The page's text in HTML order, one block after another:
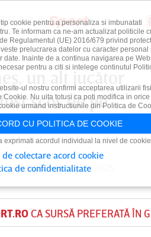
un alt jucător
scos de pe
MOISAPE 3 SEP 2025
CA SURSĂ PREFERATĂ ÎN
cookie pentru a personaliza si imbunatati
Te informam ca ne-am actualizat politicile
Regulamentul (UE) 2016/679 privind
prelucrarea datelor cu caracter personal
date. Inainte de a continua navigarea pe
pentru a citi si intelege continutul
ul nostru confirmi acceptarea utilizarii
Nu uita totusi ca poti modifica in orice
urmand instructiunile din Politica de
CU POLITICA DE COOKIE
exprimati acordul individual la nivel de
de colectare acord cookie
de confidentialitate